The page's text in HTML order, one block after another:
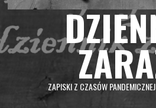
ZAPISKI Z CZASÓW